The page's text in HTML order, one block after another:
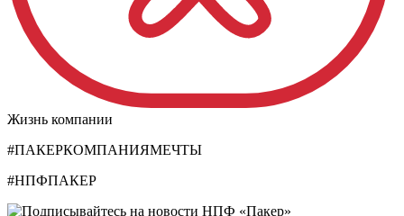
Жизнь компании
#ПАКЕРКОМПАНИЯМЕЧТЫ
#НПФПАКЕР